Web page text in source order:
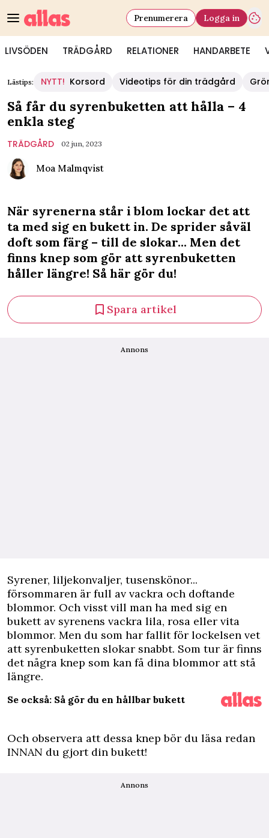
LIVSÖDEN TRÄDGÅRD RELATIONER HANDARBETE
Prenumerera Logga in
Lästips: NYTT! Korsord Videotips för din trädgård
Så får du syrenbuketten att hålla – 4
enkla steg
TRÄDGÅRD 02 jun, 2023
Moa Malmqvist
När syrenerna står i blom lockar det att
ta med sig en bukett in. De sprider såväl
doft som färg – till de slokar... Men det
finns knep som gör att syrenbuketten
håller längre! Så här gör du!
Spara artikel
Annons
Syrener, liljekonvaljer, tusenskönor...
försommaren är full av vackra och doftande
blommor. Och visst vill man ha med sig en
bukett av syrenens vackra lila, rosa eller vita
blommor. Men du som har fallit för lockelsen vet
att syrenbuketten slokar snabbt. Som tur är finns
det några knep som kan få dina blommor att stå
längre.
Se också: Så gör du en hållbar bukett
Och observera att dessa knep bör du läsa redan
INNAN du gjort din bukett!
Annons